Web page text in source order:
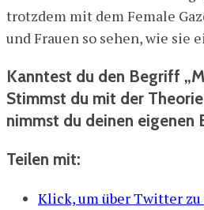
trotzdem mit dem Female
und Frauen so sehen, wie sie
Kanntest du den Begriff
Stimmst du mit der
nimmst du deinen eigenen
Teilen mit:
Klick, um über Twitter